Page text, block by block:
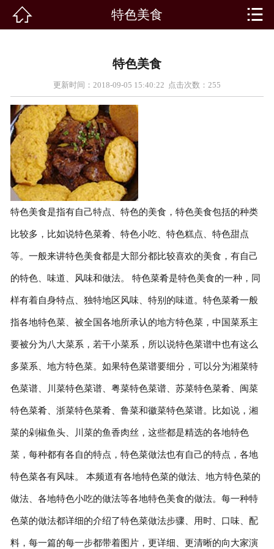
客房展示
特色美食
活动专题
在线留言
联系我们
 特色美食 
特色美食
更新时间：2018-09-05 15:40:22 点击次数： 255
特色美食是指有自己特点、特色的美食，特色美食包括的种类
比较多，比如说特色菜肴、特色小吃、特色糕点、特色甜点
等。一般来讲特色美食都是大部分都比较喜欢的美食，有自己
的特色、味道、风味和做法。 特色菜肴是特色美食的一种，同
样有着自身特点、独特地区风味、特别的味道。特色菜肴一般
指各地特色菜、被全国各地所承认的地方特色菜，中国菜系主
要被分为八大菜系，若干小菜系，所以说特色菜谱中也有这么
多菜系、地方特色菜。如果特色菜谱要细分，可以分为湘菜特
色菜谱、川菜特色菜谱、粤菜特色菜谱、苏菜特色菜肴、闽菜
特色菜肴、浙菜特色菜肴、鲁菜和徽菜特色菜谱。比如说，湘
菜的剁椒鱼头、川菜的鱼香肉丝，这些都是精选的各地特色
菜，每种都有各自的特点，特色菜做法也有自己的特点，各地
特色菜各有风味。 本频道有各地特色菜的做法、地方特色菜的
做法、各地特色小吃的做法等各地特色美食的做法。每一种特
色菜的做法都详细的介绍了特色菜做法步骤、用时、口味、配
料，每一篇的每一步都带着图片，更详细、更清晰的向大家演